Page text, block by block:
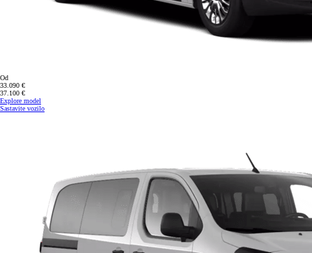
Od
33.090 €
37.100 €
Explore model
Sastavite vozilo